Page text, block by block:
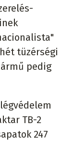
tüzérségi
pedig
TB-2
247